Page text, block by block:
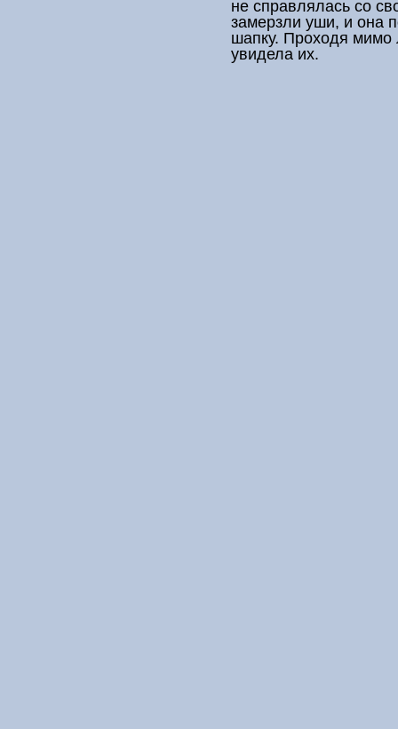
не справлялась со
замерзли уши, и она
шапку. Проходя мимо
увидела их.